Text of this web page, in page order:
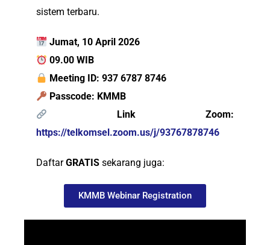
sistem terbaru.
Jumat, 10 April 2026
09.00 WIB
Meeting ID: 937 6787 8746
Passcode: KMMB
Link Zoom:
https://telkomsel.zoom.us/j/93767878746
DaftarGRATIS sekarang juga:
KMMB Webinar Registration